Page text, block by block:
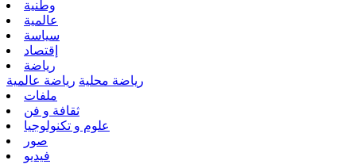
وطنية
عالمية
سياسة
إقتصاد
رياضة
رياضة محلية رياضة عالمية
ملفات
ثقافة و فن
علوم و تكنولوجيا
صور
فيديو